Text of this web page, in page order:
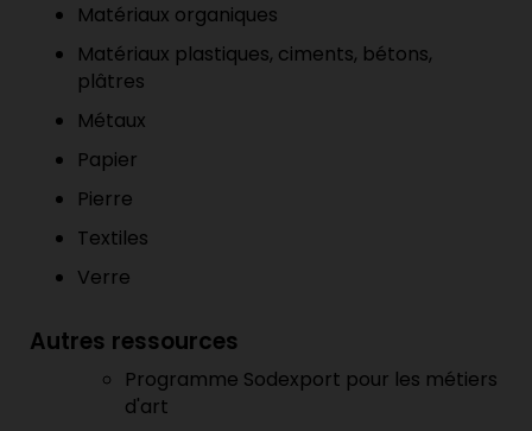
Matériaux organiques
Matériaux plastiques, ciments, bétons,
plâtres
Métaux
Papier
Pierre
Textiles
Verre
Autres ressources
Programme Sodexport pour les métiers
d'art